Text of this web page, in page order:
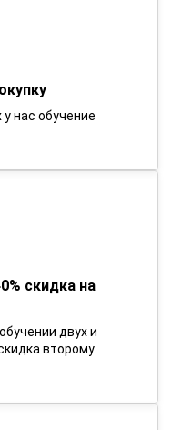
нас обучение
скидка на
двух и
второму